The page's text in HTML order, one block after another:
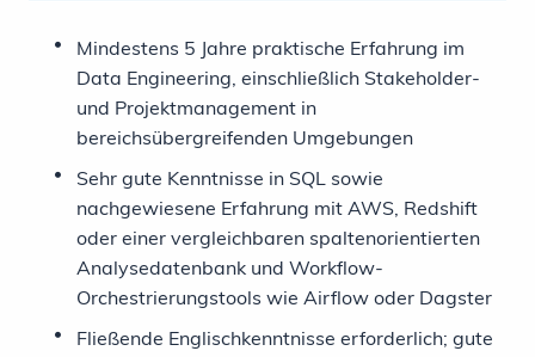
Mindestens 5 Jahre praktische Erfahrung im
Data Engineering, einschließlich Stakeholder-
und Projektmanagement in
bereichsübergreifenden Umgebungen
Sehr gute Kenntnisse in SQL sowie
nachgewiesene Erfahrung mit AWS, Redshift
oder einer vergleichbaren spaltenorientierten
Analysedatenbank und Workflow-
Orchestrierungstools wie Airflow oder Dagster
Fließende Englischkenntnisse erforderlich; gute